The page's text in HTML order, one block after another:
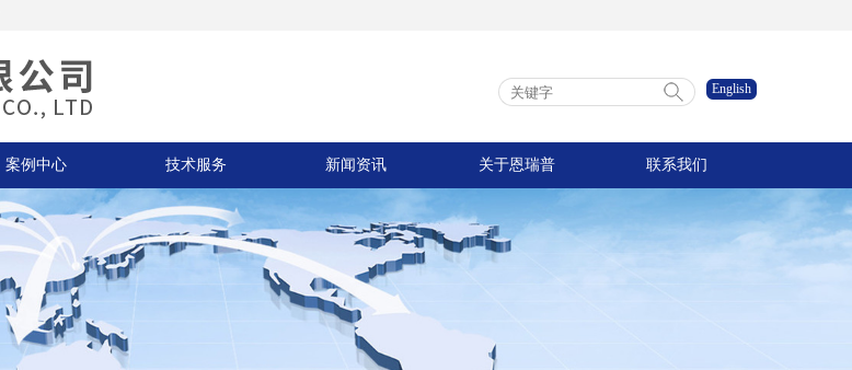
English
案例中心 技术服务 新闻资讯 关于恩瑞普 联系我们